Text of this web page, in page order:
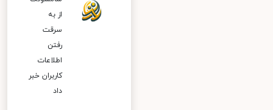
از به
سرقت
رفتن
اطلاعات
کاربران خبر
داد